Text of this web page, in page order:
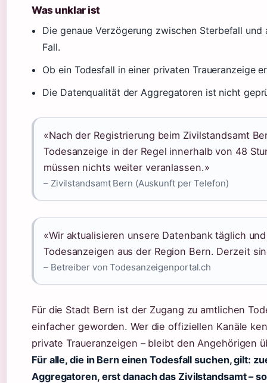
Was unklar ist
Die genaue Verzögerung zwischen Sterbefall
Fall.
Ob ein Todesfall in einer privaten Traueranzeige
Die Datenqualität der Aggregatoren ist nicht
«Nach der Registrierung beim Zivilstandsamt
Todesanzeige in der Regel innerhalb von 48
müssen nichts weiter veranlassen.»
– Zivilstandsamt Bern (Auskunft per Telefon)
«Wir aktualisieren unsere Datenbank täglich
Todesanzeigen aus der Region Bern. Derzeit
– Betreiber von Todesanzeigenportal.ch
Für die Stadt Bern ist der Zugang zu amtlichen
einfacher geworden. Wer die offiziellen Kanäle
private Traueranzeigen – bleibt den Angehörigen
Für alle, die in Bern einen Todesfall suchen, gilt:
Aggregatoren, erst danach das Zivilstandsamt –